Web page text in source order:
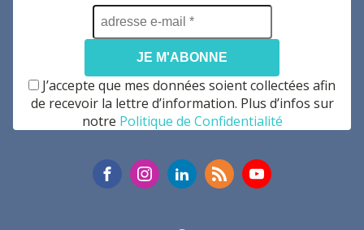
adresse
e-
mail
*
J’accepte que mes données soient collectées afin
de recevoir la lettre d’information. Plus d’infos sur
notre Politique de Confidentialité